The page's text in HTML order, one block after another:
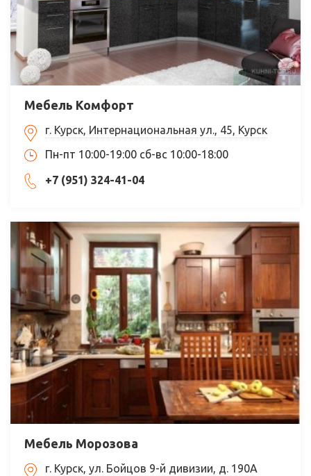
Мебель Комфорт
г. Курск, Интернациональная ул., 45, Курск
Пн-пт 10:00-19:00 сб-вс 10:00-18:00
+7 (951) 324-41-04
Мебель Морозова
г. Курск, ул. Бойцов 9-й дивизии, д. 190А